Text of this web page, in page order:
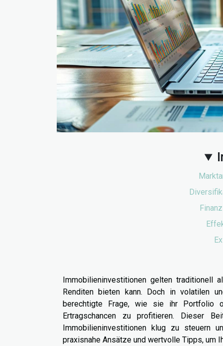
Immobilieninvestitionen gelten traditionell
Renditen bieten kann. Doch in volatilen
berechtigte Frage, wie sie ihr Portfolio
Ertragschancen zu profitieren. Dieser
Immobilieninvestitionen klug zu steuern
praxisnahe Ansätze und wertvolle Tipps, um